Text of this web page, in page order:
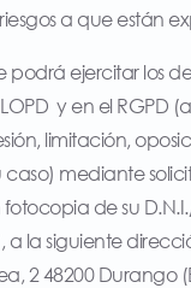
a que están
podrá ejercitar los
y en el RGPD
limitación,
mediante
de su
a la siguiente
2 48200 Durango